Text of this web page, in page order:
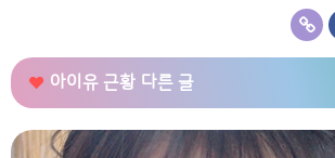
아이유 근황 다른 글